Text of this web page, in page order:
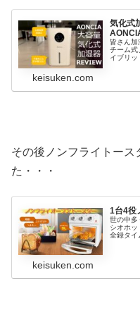
気化式
皆さん加
チーム式
イブリッ
keisuken.com
その後ノンフライトー
た・・・
1台4役
世の中多
シオホッ
全録タイ
keisuken.com